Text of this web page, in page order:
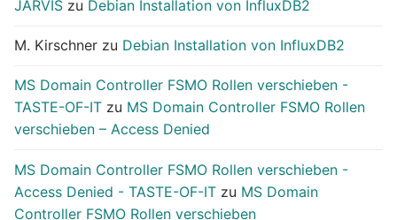
JARVIS zu Debian Installation von InfluxDB2
M. Kirschner zu Debian Installation von InfluxDB2
MS Domain Controller FSMO Rollen verschieben -
TASTE-OF-IT zu MS Domain Controller FSMO Rollen
verschieben – Access Denied
MS Domain Controller FSMO Rollen verschieben -
Access Denied - TASTE-OF-IT zu MS Domain
Controller FSMO Rollen verschieben